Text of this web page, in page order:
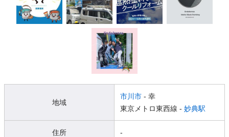
地域
市川市 - 幸
東京メトロ東西線 - 妙典駅
住所 -